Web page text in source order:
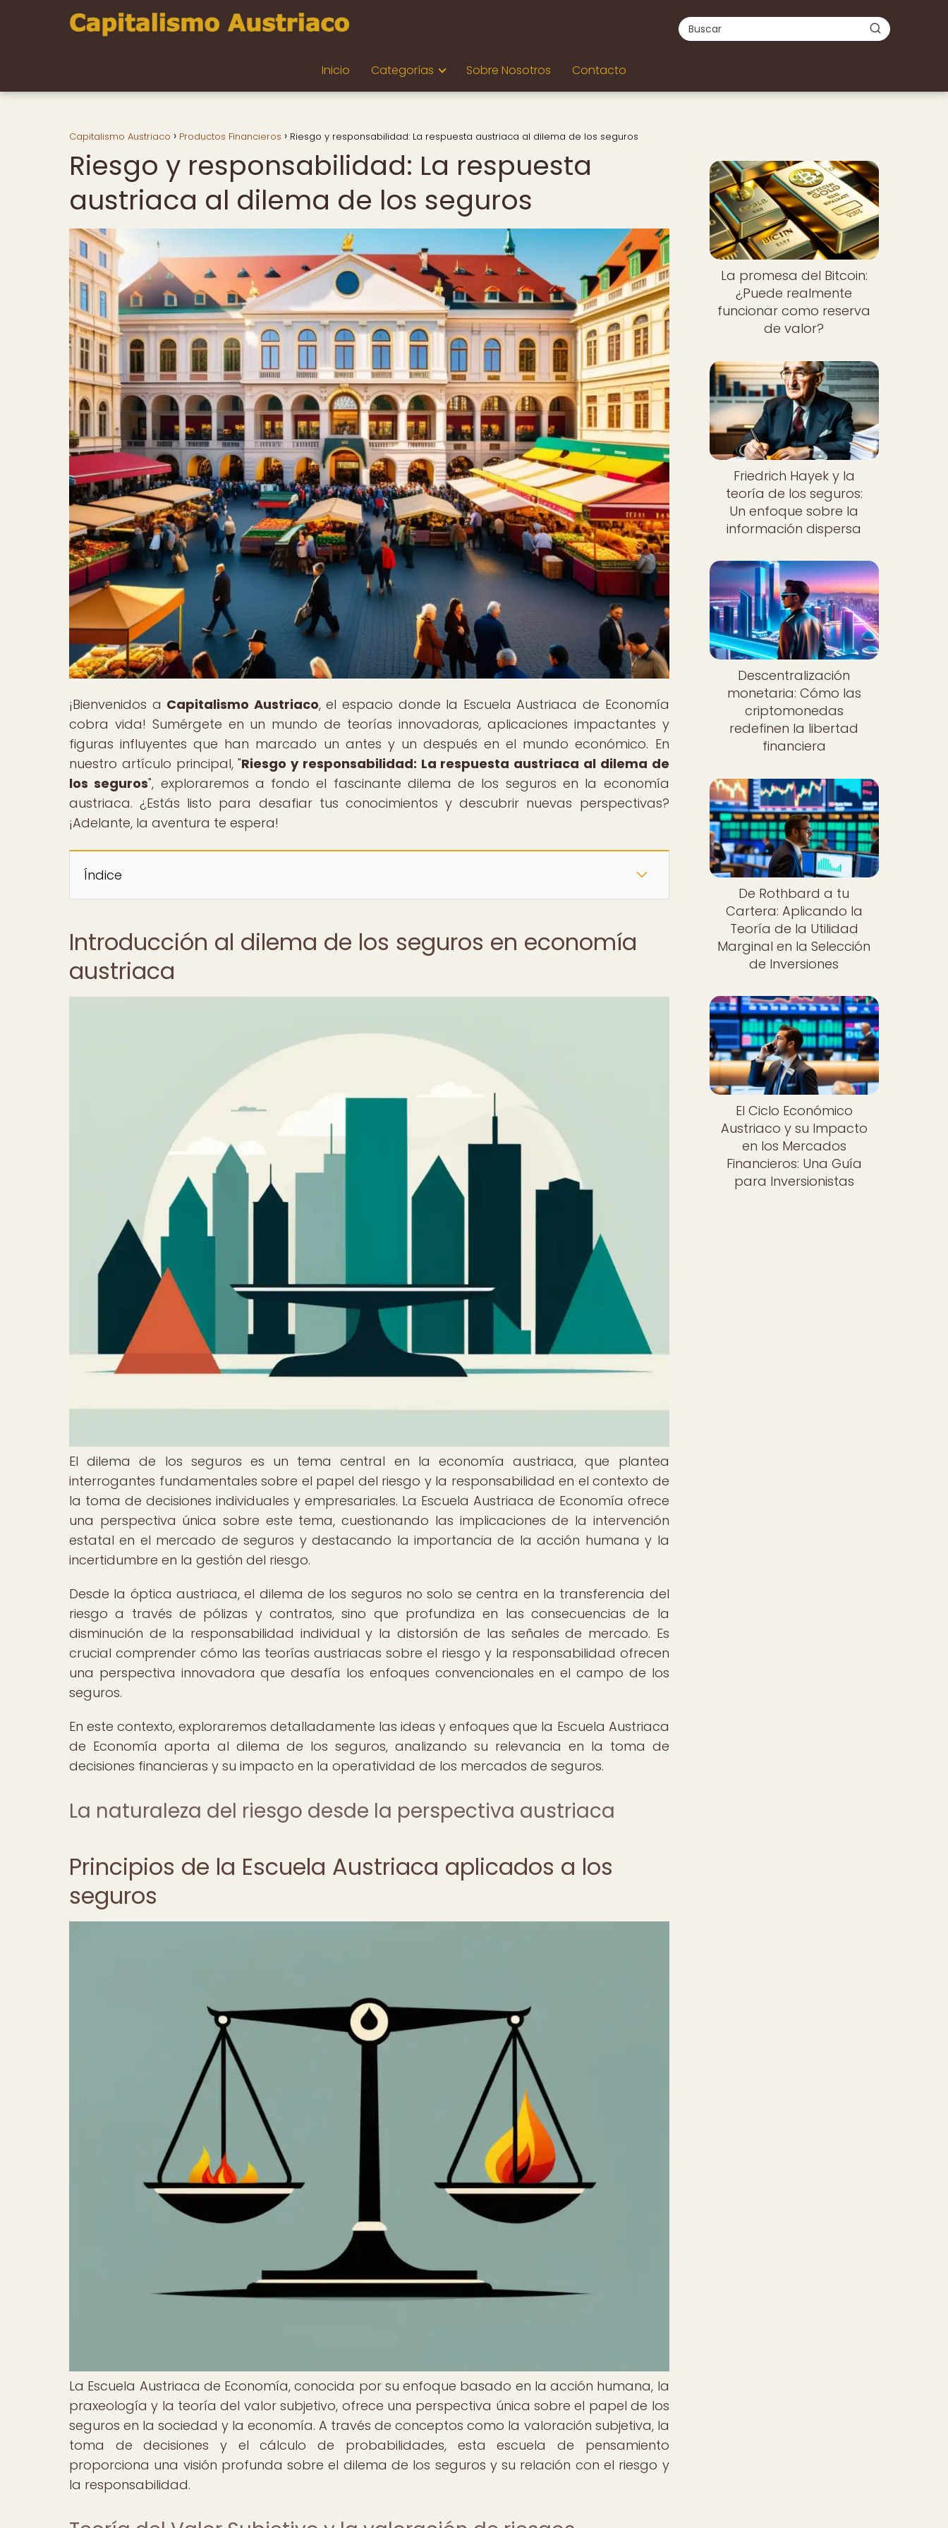
Inicio Categorías Sobre Nosotros Contacto
Capitalismo Austriaco Productos Financieros Riesgo y responsabilidad: La respuesta austriaca al dilema de los seguros
Riesgo y responsabilidad: La respuesta
austriaca al dilema de los seguros
¡Bienvenidos a Capitalismo Austriaco, el espacio donde la Escuela Austriaca de Economía
cobra vida! Sumérgete en un mundo de teorías innovadoras, aplicaciones impactantes y
figuras influyentes que han marcado un antes y un después en el mundo económico. En
nuestro artículo principal, "Riesgo y responsabilidad: La respuesta austriaca al dilema de
los seguros", exploraremos a fondo el fascinante dilema de los seguros en la economía
austriaca. ¿Estás listo para desafiar tus conocimientos y descubrir nuevas perspectivas?
¡Adelante, la aventura te espera!
Índice
Introducción al dilema de los seguros en economía
austriaca
El dilema de los seguros es un tema central en la economía austriaca, que plantea
interrogantes fundamentales sobre el papel del riesgo y la responsabilidad en el contexto de
la toma de decisiones individuales y empresariales. La Escuela Austriaca de Economía ofrece
una perspectiva única sobre este tema, cuestionando las implicaciones de la intervención
estatal en el mercado de seguros y destacando la importancia de la acción humana y la
incertidumbre en la gestión del riesgo.
Desde la óptica austriaca, el dilema de los seguros no solo se centra en la transferencia del
riesgo a través de pólizas y contratos, sino que profundiza en las consecuencias de la
disminución de la responsabilidad individual y la distorsión de las señales de mercado. Es
crucial comprender cómo las teorías austriacas sobre el riesgo y la responsabilidad ofrecen
una perspectiva innovadora que desafía los enfoques convencionales en el campo de los
seguros.
En este contexto, exploraremos detalladamente las ideas y enfoques que la Escuela Austriaca
de Economía aporta al dilema de los seguros, analizando su relevancia en la toma de
decisiones financieras y su impacto en la operatividad de los mercados de seguros.
La naturaleza del riesgo desde la perspectiva austriaca
Principios de la Escuela Austriaca aplicados a los
seguros
La Escuela Austriaca de Economía, conocida por su enfoque basado en la acción humana, la
praxeología y la teoría del valor subjetivo, ofrece una perspectiva única sobre el papel de los
seguros en la sociedad y la economía. A través de conceptos como la valoración subjetiva, la
toma de decisiones y el cálculo de probabilidades, esta escuela de pensamiento
proporciona una visión profunda sobre el dilema de los seguros y su relación con el riesgo y
la responsabilidad.
La promesa del Bitcoin:
¿Puede realmente
funcionar como reserva
de valor?
Friedrich Hayek y la
teoría de los seguros:
Un enfoque sobre la
información dispersa
Descentralización
monetaria: Cómo las
criptomonedas
redefinen la libertad
financiera
De Rothbard a tu
Cartera: Aplicando la
Teoría de la Utilidad
Marginal en la Selección
de Inversiones
El Ciclo Económico
Austriaco y su Impacto
en los Mercados
Financieros: Una Guía
para Inversionistas